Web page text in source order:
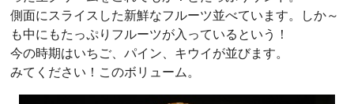
側面にスライスした新鮮なフルーツ並べています。しか～
も中にもたっぷりフルーツが入っているという！
今の時期はいちご、パイン、キウイが並びます。
みてください！このボリューム。